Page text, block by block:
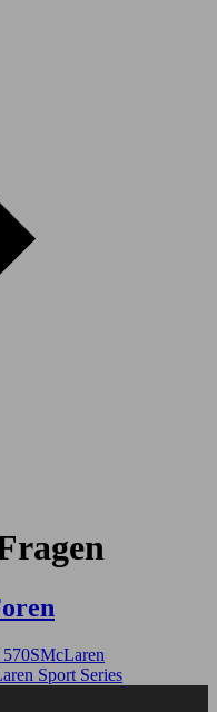
McLaren
Sport Series